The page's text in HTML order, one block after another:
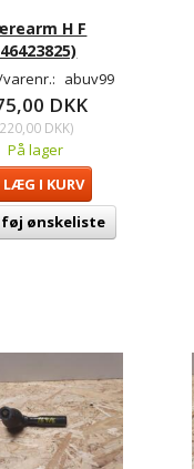
H F
abuv99
DKK
220,00 DKK)
På lager
LÆG I KURV
ønskeliste